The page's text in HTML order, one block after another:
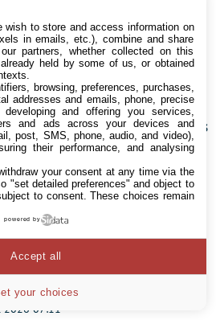
: Sony active le PSSR 2.0
via une mise à jour bêta
17:35
efface ses propres conseils
: la pénurie de RAM change
2026 08:20
de ByteDance
des IA américaines, ils sont
illico
2026 07:11
wish to store and access information on
in emails, etc.), combine and share
partners, whether collected on this
held by some of us, or obtained
browsing, preferences, purchases,
addresses and emails, phone, precise
and offering you services,
and ads across your devices and
post, SMS, phone, audio, and video),
their performance, and analysing
your consent at any time via the
"set detailed preferences" and object to
to consent. These choices remain
powered by
your choices
Accept all